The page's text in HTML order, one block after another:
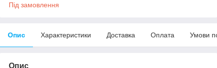
Під замовлення
Опис Характеристики Доставка Оплата Умови
Опис